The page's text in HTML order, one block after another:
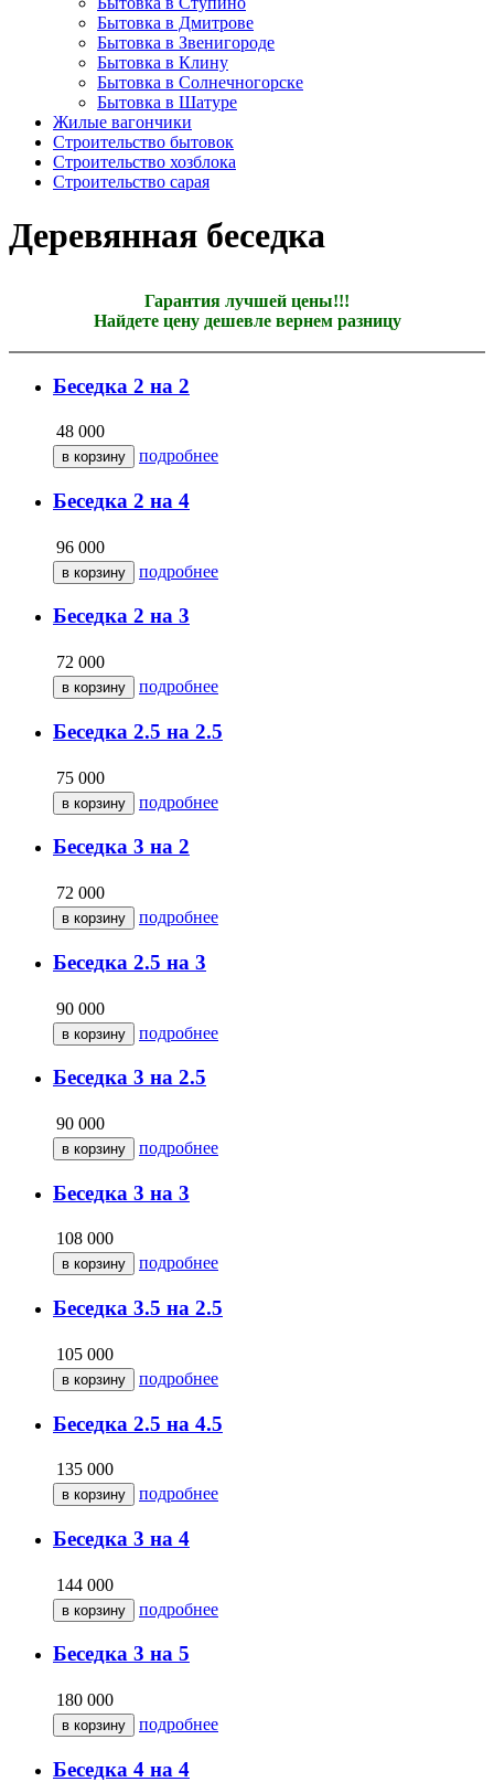
Бытовка в Дмитрове
Бытовка в Звенигороде
Бытовка в Клину
Бытовка в Солнечногорске
Бытовка в Шатуре
Жилые вагончики
Строительство бытовок
Строительство хозблока
Строительство сарая
Деревянная беседка
Гарантия лучшей цены!!!
Найдете цену дешевле вернем разницу
Беседка 2 на 2
48 000
подробнее
Беседка 2 на 4
96 000
подробнее
Беседка 2 на 3
72 000
подробнее
Беседка 2.5 на 2.5
75 000
подробнее
Беседка 3 на 2
72 000
подробнее
Беседка 2.5 на 3
90 000
подробнее
Беседка 3 на 2.5
90 000
подробнее
Беседка 3 на 3
108 000
подробнее
Беседка 3.5 на 2.5
105 000
подробнее
Беседка 2.5 на 4.5
135 000
подробнее
Беседка 3 на 4
144 000
подробнее
Беседка 3 на 5
180 000
подробнее
Беседка 4 на 4